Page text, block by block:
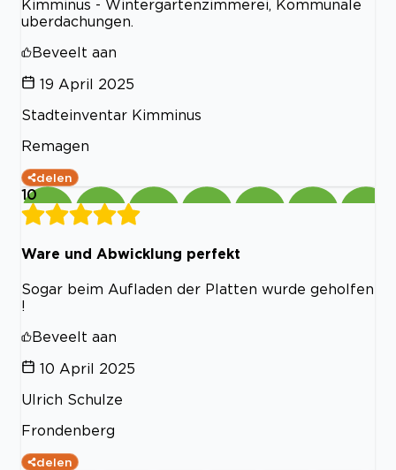
Kimminus - Wintergartenzimmerei, Kommunale
uberdachungen.
Beveelt aan
19 April 2025
Stadteinventar Kimminus
Remagen
delen
10
Ware und Abwicklung perfekt
Sogar beim Aufladen der Platten wurde geholfen
!
Beveelt aan
10 April 2025
Ulrich Schulze
Frondenberg
delen